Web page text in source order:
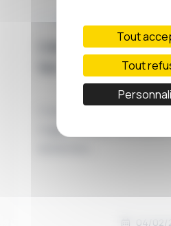
Tout
Tout
L’arrêt du jour
n’apprécie pas avoir pour
04/02/